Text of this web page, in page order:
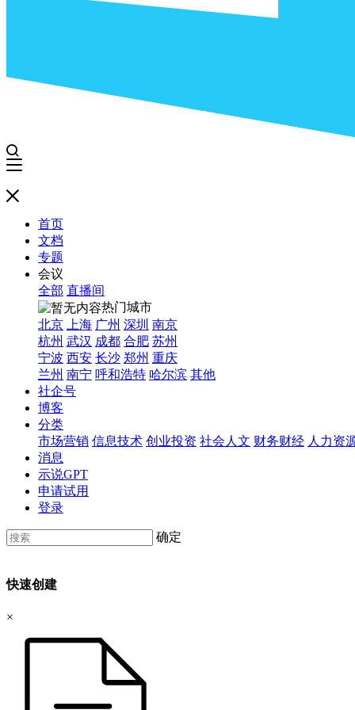
首页
文档
专题
会议
全部 直播间
热门城市
北京
上海 广州 深圳 南京
杭州 武汉 成都 合肥 苏州
宁波 西安 长沙 郑州 重庆
兰州 南宁 呼和浩特 哈尔滨 其他
社企号
博客
分类
市场营销 信息技术 创业投资 社会人文 财务财经 人力资
消息
示说GPT
申请试用
登录
确定
快速创建
×